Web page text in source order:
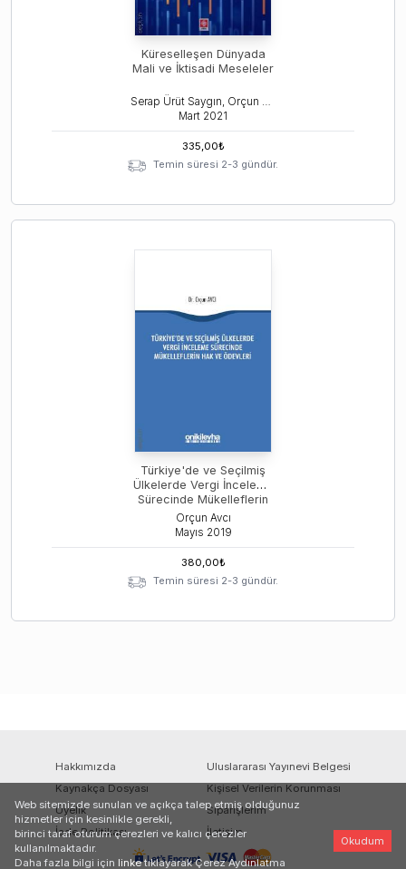
Küreselleşen Dünyada
Mali ve İktisadi Meseleler
Serap Ürüt Saygın, Orçun Avcı
Mart 2021
335,00₺
Temin süresi 2-3 gündür.
Türkiye'de ve Seçilmiş
Ülkelerde Vergi İnceleme
Sürecinde Mükelleflerin
Hak ve Ödevleri
Orçun Avcı
Mayıs 2019
380,00₺
Temin süresi 2-3 gündür.
Hakkımızda
Uluslararası Yayınevi Belgesi
Kaynakça Dosyası
Kişisel Verilerin Korunması
Üyelik
Siparişlerim
İade Politikası
İletişim
Web sitemizde sunulan ve açıkça talep etmiş olduğunuz
hizmetler için kesinlikle gerekli,
birinci taraf oturum çerezleri ve kalıcı çerezler
kullanılmaktadır.
Daha fazla bilgi için linke tıklayarak Çerez Aydınlatma
Okudum